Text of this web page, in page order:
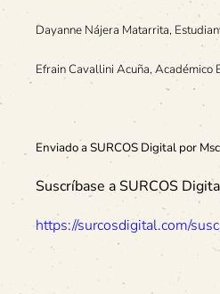
Dayanne Nájera Matarrita,
Efrain Cavallini Acuña, Académico
Enviado a SURCOS Digital por
Suscríbase a SURCOS
https://surcosdigital.com/